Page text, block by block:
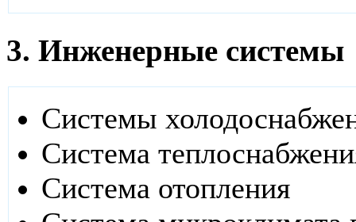
3. Инженерные системы
Системы
Система
Система отопления